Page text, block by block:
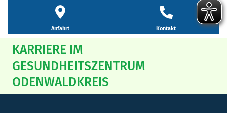
Anfahrt Kontakt
KARRIERE IM
GESUNDHEITSZENTRUM
ODENWALDKREIS